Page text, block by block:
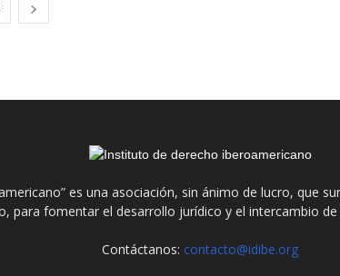
es una asociación, sin ánimo de lucro, que
para fomentar el desarrollo jurídico y el intercambio
Contáctanos: contacto@idibe.org